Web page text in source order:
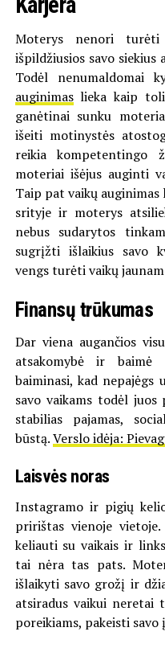
Moterys nenori
išpildžiusios savo siekius
Todėl
auginimaslieka kaip
ganėtinai sunku
išeiti motinystės
reikia kompetentingo
moteriai išėjus auginti
Taip pat vaikų
srityje ir moterys
nebus sudarytos
sugrįžti išlaikius savo
vengs turėti vaikų
Finansų trūkumas
Dar viena augančios
atsakomybė ir baimė
baiminasi, kad
savo vaikams todėl
stabilias pajamas,
būstą.Verslo idėja:
Laisvės noras
Instagramo ir pigių
pririštas vienoje
keliauti su vaikais ir
tai nėra tas pats.
išlaikyti savo grožį ir
atsiradus vaikui neretai
poreikiams, pakeisti savo